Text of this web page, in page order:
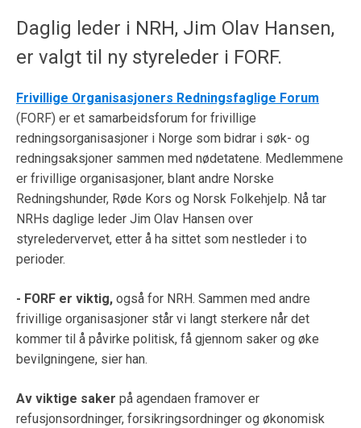
Daglig leder i NRH, Jim Olav Hansen,
er valgt til ny styreleder i FORF.
Frivillige Organisasjoners Redningsfaglige Forum
(FORF) er et samarbeidsforum for frivillige
redningsorganisasjoner i Norge som bidrar i søk- og
redningsaksjoner sammen med nødetatene. Medlemmene
er frivillige organisasjoner, blant andre Norske
Redningshunder, Røde Kors og Norsk Folkehjelp. Nå tar
NRHs daglige leder Jim Olav Hansen over
styreledervervet, etter å ha sittet som nestleder i to
perioder.
- FORF er viktig, også for NRH. Sammen med andre
frivillige organisasjoner står vi langt sterkere når det
kommer til å påvirke politisk, få gjennom saker og øke
bevilgningene, sier han.
Av viktige saker på agendaen framover er
refusjonsordninger, forsikringsordninger og økonomisk